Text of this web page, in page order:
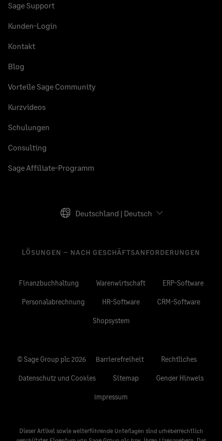
Sage Support
Kunden-Login
Kontakt
Blog
Vorteile Sage Community
Kurzvideos
Schulungen
Consulting
Sage Affiliate-Programm
Deutschland | Deutsch
LÖSUNGEN – NACH GESCHÄFTSANFORDERUNGEN
Finanzbuchhaltung Warenwirtschaft ERP-Software
Personalabrechnung HR-Software CRM-Software
Shopsystem
© Sage Group plc 2026 Barrierefreiheit Rechtliches
Datenschutz und Cookies Sitemap Gender Hinweis
Impressum
Dieser Artikel sowie weiterführende Unterlagen sind urheberrechtlich